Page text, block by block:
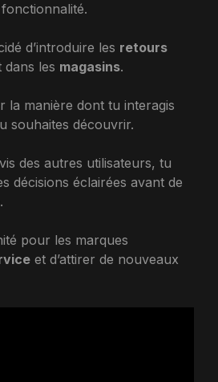
d’introduire les retours
dans les magasins.
la manière dont tu interagis
souhaites découvrir.
des autres utilisateurs, tu
décisions éclairées avant de
pour les marques
et d’attirer de nouveaux